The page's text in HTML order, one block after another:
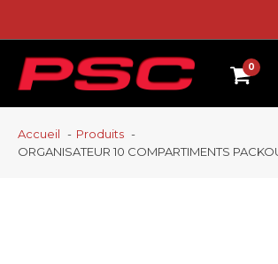
Accueil
Produits
ORGANISATEUR 10 COMPARTIMENTS